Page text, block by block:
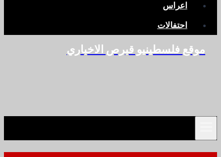
اعراس
احتفالات
موقع فلسطينيو قبرص الاخباري